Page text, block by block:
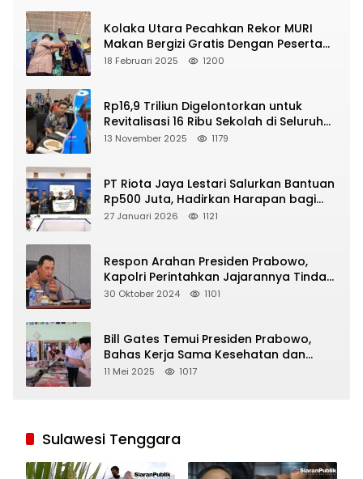
Kolaka Utara Pecahkan Rekor MURI
Makan Bergizi Gratis Dengan Peserta
Terbanyak
18 Februari 2025 1200
Rp16,9 Triliun Digelontorkan untuk
Revitalisasi 16 Ribu Sekolah di Seluruh
Indonesia
13 November 2025 1179
PT Riota Jaya Lestari Salurkan Bantuan
Rp500 Juta, Hadirkan Harapan bagi
Korban Bencana di Sumatera
27 Januari 2026 1121
Respon Arahan Presiden Prabowo,
Kapolri Perintahkan Jajarannya Tindak
Tegas Pelaku Judi Online
30 Oktober 2024 1101
Bill Gates Temui Presiden Prabowo,
Bahas Kerja Sama Kesehatan dan
Program Makan Bergizi Gratis
11 Mei 2025 1017
Sulawesi Tenggara